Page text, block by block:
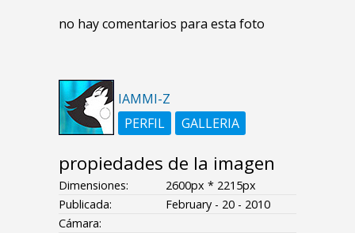
no hay comentarios para esta foto
IAMMI-Z
PERFIL
GALLERIA
propiedades de la imagen
Dimensiones:
2600px * 2215px
Publicada:
February - 20 - 2010
Cámara: